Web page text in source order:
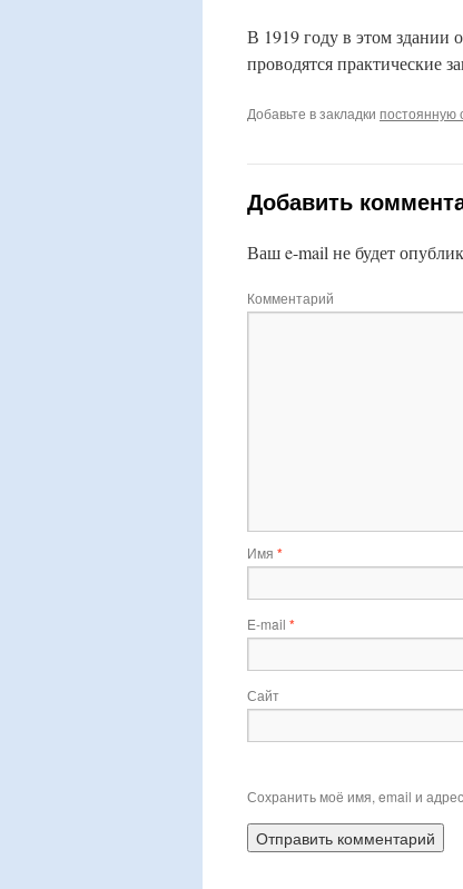
В 1919 году в этом здании
проводятся практические
Добавьте в закладки постоянную
Добавить
Ваш e-mail не будет
Комментарий
Имя *
E-mail *
Сайт
Сохранить моё имя, email и